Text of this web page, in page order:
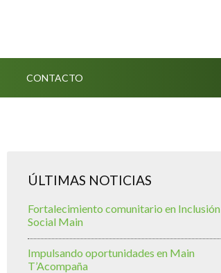
CONTACTO
ÚLTIMAS NOTICIAS
Fortalecimiento comunitario en Inclusión
Social Main
Impulsando oportunidades en Main
T’Acompaña